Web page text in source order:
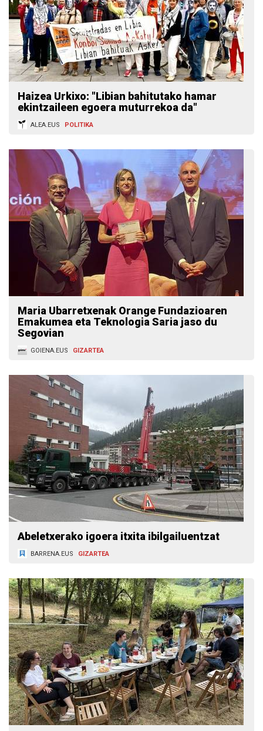
Haizea Urkixo: "Libian bahitutako hamar
ekintzaileen egoera muturrekoa da"
ALEA.EUS POLITIKA
Maria Ubarretxenak Orange Fundazioaren
Emakumea eta Teknologia Saria jaso du
Segovian
GOIENA.EUS GIZARTEA
Abeletxerako igoera itxita ibilgailuentzat
BARRENA.EUS GIZARTEA